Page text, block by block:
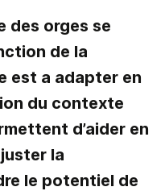
des orges se
de la
est a adapter en
du contexte
d’aider en
la
le potentiel de